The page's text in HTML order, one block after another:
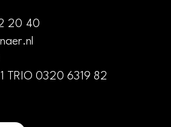
20 40
TRIO 0320 6319 82